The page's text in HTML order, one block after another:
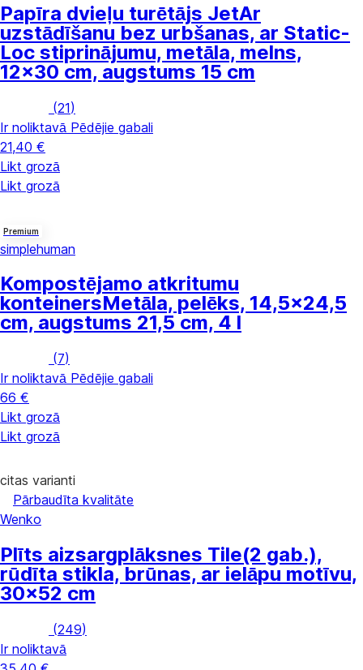
Papīra dvieļu turētājs JetAr
uzstādīšanu bez urbšanas, ar Static-
Loc stiprinājumu, metāla, melns,
12x30 cm, augstums 15 cm
(21)
Ir noliktavā Pēdējie gabali
21,40 €
Likt grozā
Likt grozā
Premium
simplehuman
Kompostējamo atkritumu
konteinersMetāla, pelēks, 14,5x24,5
cm, augstums 21,5 cm, 4 l
(7)
Ir noliktavā Pēdējie gabali
66 €
Likt grozā
Likt grozā
citas varianti
Pārbaudīta kvalitāte
Wenko
Plīts aizsargplāksnes Tile(2 gab.),
rūdīta stikla, brūnas, ar ielāpu motīvu,
30x52 cm
(249)
Ir noliktavā